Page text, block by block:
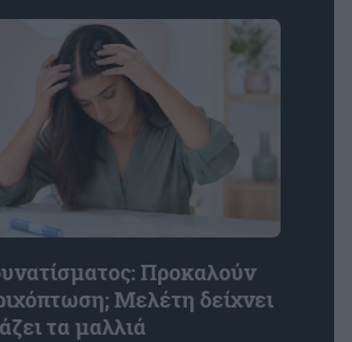
Προκαλούν
Μελέτη δείχνει
τα μαλλιά